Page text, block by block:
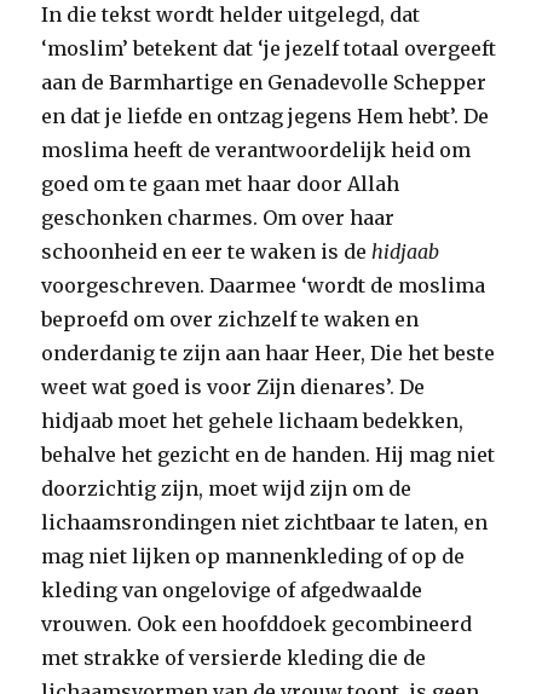
In die tekst wordt helder uitgelegd, dat
‘moslim’ betekent dat ‘je jezelf totaal overgeeft
aan de Barmhartige en Genadevolle Schepper
en dat je liefde en ontzag jegens Hem hebt’. De
moslima heeft de verantwoordelijk heid om
goed om te gaan met haar door Allah
geschonken charmes. Om over haar
schoonheid en eer te waken is de hidjaab
voorgeschreven. Daarmee ‘wordt de moslima
beproefd om over zichzelf te waken en
onderdanig te zijn aan haar Heer, Die het beste
weet wat goed is voor Zijn dienares’. De
hidjaab moet het gehele lichaam bedekken,
behalve het gezicht en de handen. Hij mag niet
doorzichtig zijn, moet wijd zijn om de
lichaamsrondingen niet zichtbaar te laten, en
mag niet lijken op mannenkleding of op de
kleding van ongelovige of afgedwaalde
vrouwen. Ook een hoofddoek gecombineerd
met strakke of versierde kleding die de